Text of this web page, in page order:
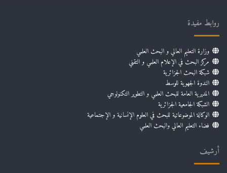
روابط مفيدة
وزارة التعليم العالي و البحث العلمي
مركز البحث في الإعلام العلمي و التقني
شبكة البحث الجزائرية
الندوة الجهوية للوسط
المديرية العامة للبحث العلمي و التطوير التكنولوجي
الشبكة الجامعية الجزائرية
الوكالة الموضوعاتية للبحث في العلوم الإنسانية و الإجتماعية
فضاء التعليم العالي والبحث العلمي
أرشيف